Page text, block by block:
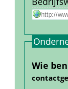
Wie